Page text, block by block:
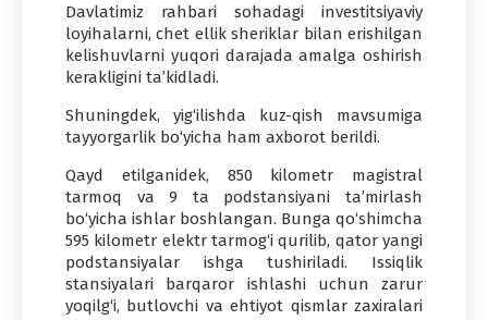
Davlatimiz rahbari sohadagi investitsiyaviy
loyihalarni, chet ellik sheriklar bilan erishilgan
kelishuvlarni yuqori darajada amalga oshirish
kerakligini ta’kidladi.
Shuningdek, yig‘ilishda kuz-qish mavsumiga
tayyorgarlik bo‘yicha ham axborot berildi.
Qayd etilganidek, 850 kilometr magistral
tarmoq va 9 ta podstansiyani ta’mirlash
bo‘yicha ishlar boshlangan. Bunga qo‘shimcha
595 kilometr elektr tarmog‘i qurilib, qator yangi
podstansiyalar ishga tushiriladi. Issiqlik
stansiyalari barqaror ishlashi uchun zarur
yoqilg‘i, butlovchi va ehtiyot qismlar zaxiralari